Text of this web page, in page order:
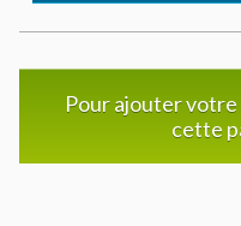
Pour ajouter
cette